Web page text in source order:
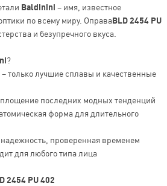
Baldinini – имя, известное
по всему миру. ОправаBLD 2454 PU
и безупречного вкуса.
?
только лучшие сплавы и качественные
последних модных тенденций
форма для длительного
проверенная временем
для любого типа лица
2454 PU 402